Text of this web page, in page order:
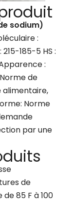
sodium)
:
215-185-5 HS :
Apparence :
de
alimentaire,
Norme
par une
de
85 F à 100